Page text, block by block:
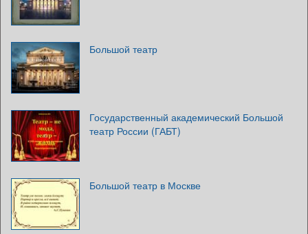
Большой театр
Государственный академический Большой
театр России (ГАБТ)
Большой театр в Москве